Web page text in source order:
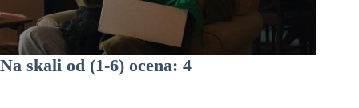
Na skali od (1-6) ocena: 4